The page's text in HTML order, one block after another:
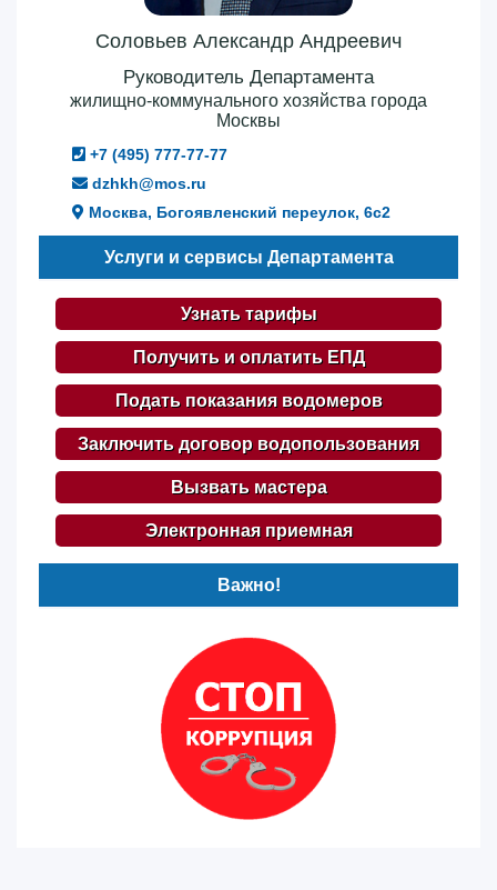
Соловьев Александр Андреевич
Руководитель Департамента
жилищно-коммунального хозяйства города
Москвы
+7 (495) 777-77-77
dzhkh@mos.ru
Москва, Богоявленский переулок, 6с2
Услуги и сервисы Департамента
Узнать тарифы
Получить и оплатить ЕПД
Подать показания водомеров
Заключить договор водопользования
Вызвать мастера
Электронная приемная
Важно!